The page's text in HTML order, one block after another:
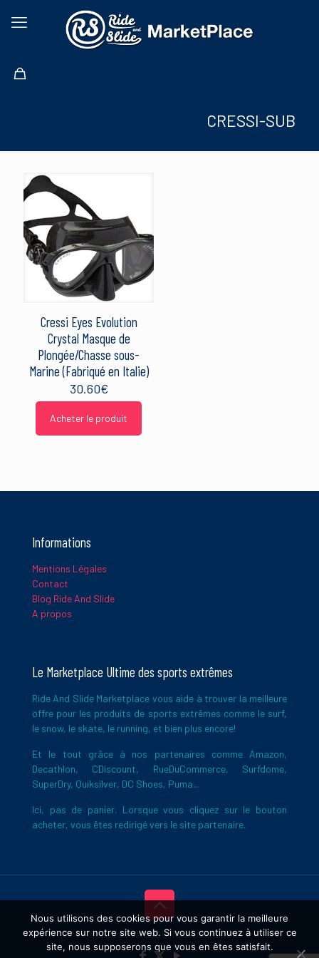
CRESSI-SUB
Cressi Eyes Evolution
Crystal Masque de
Plongée/Chasse sous-
Marine (Fabriqué en Italie)
30.60€
Acheter le produit
Informations
Mentions Légales
Contact
Blog Ride And Slide
A propos
Le Marketplace Ultime des sports extrêmes
Ride And Slide Marketplace vous aide à trouver la meilleure
offre pour les produits de sports extrêmes comme le surf,
le snow, le skate, le running, et bien plus encore!
Et le tout grâce à nos partenaires comme Amazon,
Decathlon, CDiscount, RueDuCommerce, Surfdome,
SuperDry, Quiksilver, DC Shoes, Puma...
Ici, pas de panier. Lorsque vous cliquez sur le bouton
acheter, vous êtes redirigé vers le site partenaire.
Copyright © 2026 Ride And Slide
Nous utilisons des cookies pour vous garantir la meilleure
expérience sur notre site web. Si vous continuez à utiliser ce
site, nous supposerons que vous en êtes satisfait.